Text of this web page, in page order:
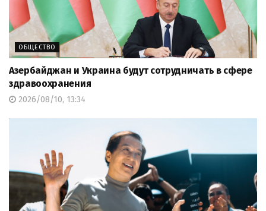
ОБЩЕСТВО
Азербайджан и Украина будут сотрудничать в сфере
здравоохранения
2026/08/10, 13:34